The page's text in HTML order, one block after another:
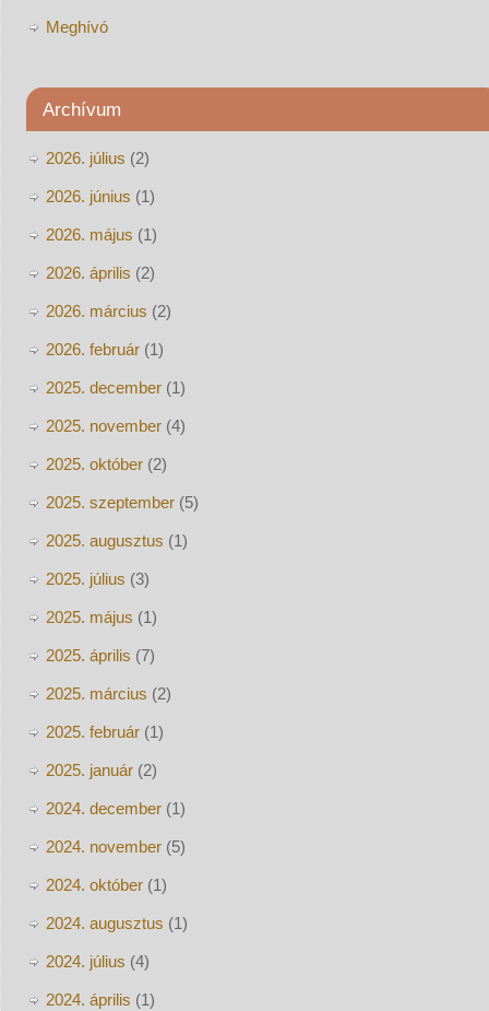
Meghívó
Archívum
2026. július (2)
2026. június (1)
2026. május (1)
2026. április (2)
2026. március (2)
2026. február(1)
2025. december(1)
2025. november(4)
2025. október(2)
2025. szeptember(5)
2025. augusztus (1)
2025. július (3)
2025. május (1)
2025. április (7)
2025. március (2)
2025. február(1)
2025. január(2)
2024. december(1)
2024. november(5)
2024. október(1)
2024. augusztus (1)
2024. július (4)
2024. április (1)